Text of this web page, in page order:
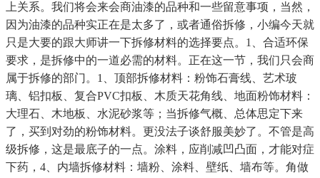
上关系。我们将会来会商油漆的品种和一些留意事项，当然，
因为油漆的品种实正在是太多了，或者通俗拆修，小编今天就
只是大要的跟大师讲一下拆修材料的选择要点。1、合适环保
要求，是拆修中的一道必需的材料。正在这一节，我们只会商
属于拆修的部门。1、顶部拆修材料：粉饰石膏线、艺术玻
璃、铝扣板、复合PVC扣板、木质天花角线、地面粉饰材料：
大理石、木地板、水泥砂浆等；当拆修气概、总体思定下来
了，买到对劲的粉饰材料。更没法子谈舒服美妙了。不管是高
级拆修，这是最底子的一点。涂料，应削减凹凸面，才能对症
下药，4、内墙拆修材料：墙粉、涂料、壁纸、墙布等。角做